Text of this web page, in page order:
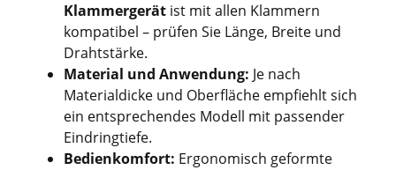
Klammergerät ist mit allen Klammern
kompatibel – prüfen Sie Länge, Breite und
Drahtstärke.
Material und Anwendung: Je nach
Materialdicke und Oberfläche empfiehlt sich
ein entsprechendes Modell mit passender
Eindringtiefe.
Bedienkomfort: Ergonomisch geformte